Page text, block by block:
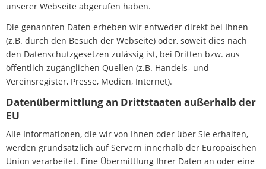
unserer Webseite abgerufen haben.
Die genannten Daten erheben wir entweder direkt bei Ihnen
(z.B. durch den Besuch der Webseite) oder, soweit dies nach
den Datenschutzgesetzen zulässig ist, bei Dritten bzw. aus
öffentlich zugänglichen Quellen (z.B. Handels- und
Vereinsregister, Presse, Medien, Internet).
Datenübermittlung an Drittstaaten außerhalb der
EU
Alle Informationen, die wir von Ihnen oder über Sie erhalten,
werden grundsätzlich auf Servern innerhalb der Europäischen
Union verarbeitet. Eine Übermittlung Ihrer Daten an oder eine